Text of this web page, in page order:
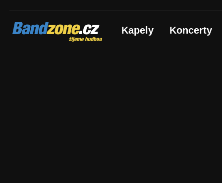
Bandzone.cz
žijeme hudbou Kapely Koncerty